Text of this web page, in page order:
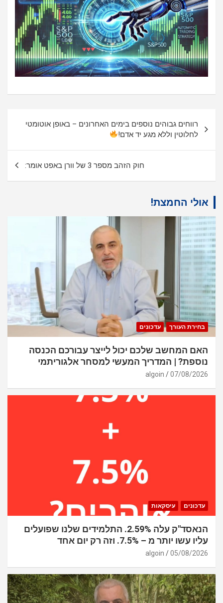
רווחים גבוהים נוספים בימים האחרונים – באופן אוטומטי
לחלוטין וללא מגע יד אדם!
חוק הזהב מספר 3 של וורן באפט אומר:
אולי החמצת!
בחירת העורך עדכונים
האם המחשב שלכם יכול לייצר עבורכם הכנסה
נוספת? | המדריך המעשי למסחר אלגוריתמי
07/08/2026
algoin
עדכונים עיסקאות
הנאסד"ק עלה 2.59%. התלמידים שלנו שפועלים
עליו עשו יותר מ – 7.5%. וזה רק יום אחד
05/08/2026
algoin